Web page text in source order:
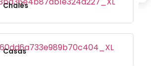
Chalés
Casas